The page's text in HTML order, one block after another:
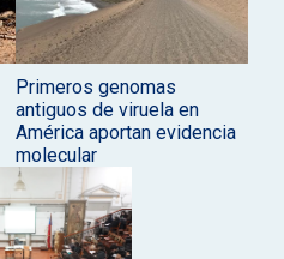
Primeros genomas
antiguos de viruela en
América aportan evidencia
molecular